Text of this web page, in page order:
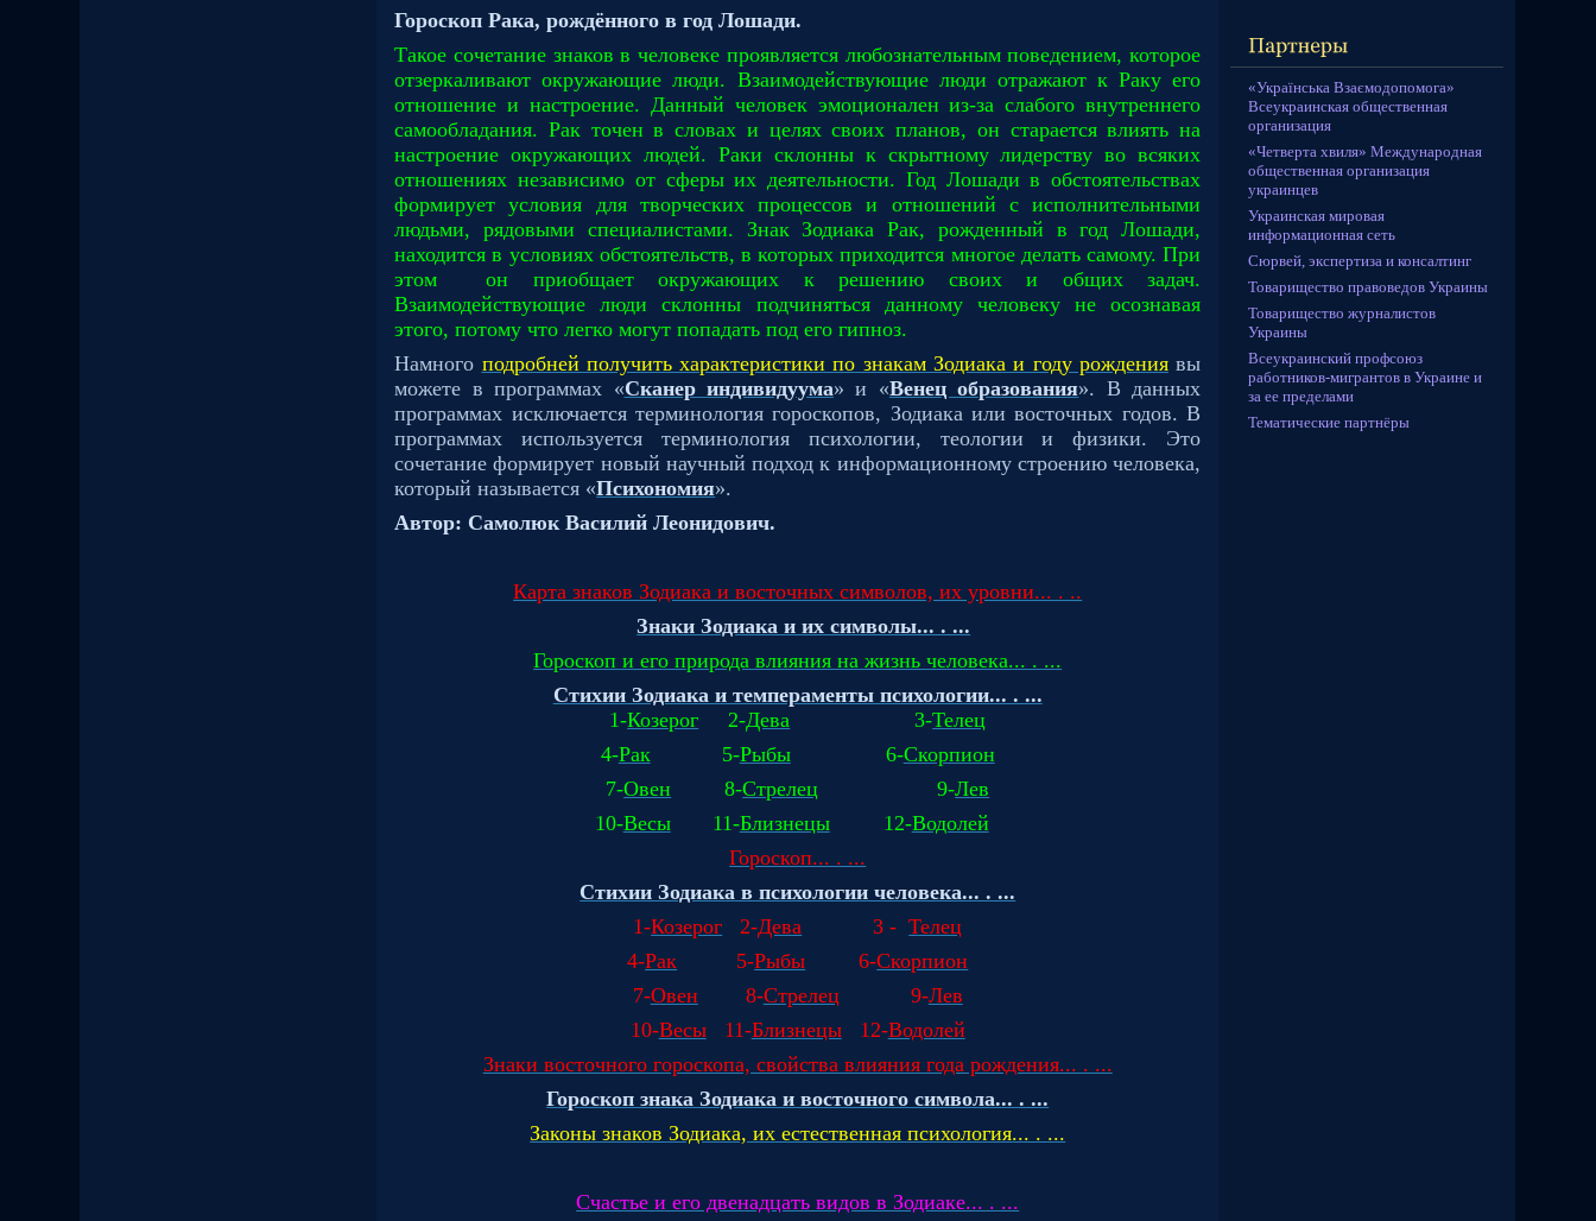
Гороскоп Рака, рождённого в год Лошади.
Такое сочетание знаков в человеке проявляется любознательным поведением, которое
отзеркаливают окружающие люди. Взаимодействующие люди отражают к Раку его
отношение и настроение. Данный человек эмоционален из-за слабого внутреннего
самообладания. Рак точен в словах и целях своих планов, он старается влиять на
настроение окружающих людей. Раки склонны к скрытному лидерству во всяких
отношениях независимо от сферы их деятельности. Год Лошади в обстоятельствах
формирует условия для творческих процессов и отношений с исполнительными
людьми, рядовыми специалистами. Знак Зодиака Рак, рожденный в год Лошади,
находится в условиях обстоятельств, в которых приходится многое делать самому. При
этом
он приобщает окружающих к решению своих и общих задач.
Взаимодействующие люди склонны подчиняться данному человеку не осознавая
этого, потому что легко могут попадать под его гипноз.
Намного подробней получить характеристики по знакам Зодиака и году рождениявы
можете в программах «Сканер индивидуума» и «Венец образования». В данных
программах исключается терминология гороскопов, Зодиака или восточных годов. В
программах используется терминология психологии, теологии и физики. Это
сочетание формирует новый научный подход к информационному строению человека,
который называется «Психономия».
Автор: Самолюк Василий Леонидович.
Карта знаков Зодиака и восточных символов, их уровни... . ..
Знаки Зодиака и их символы... . ...
Гороскоп и его природа влияния на жизнь человека... . ...
Стихии Зодиака и темпераменты психологии... . ...
1-Козерог 2-Дева 3-Телец
4-Рак5-Рыбы6-Скорпион
7-Овен 8-Стрелец 9-Лев
10-Весы11-Близнецы12-Водолей
Гороскоп... . ...
Стихии Зодиака в психологии человека... . ...
1-Козерог 2-Дева 3 - Телец
4-Рак 5-Рыбы 6-Скорпион
7-Овен 8-Стрелец9-Лев
10-Весы11-Близнецы12-Водолей
Знаки восточного гороскопа, свойства влияния года рождения... . ...
Гороскоп знака Зодиака и восточного символа... . ...
Законы знаков Зодиака, их естественная психология... . ...
Счастье и его двенадцать видов в Зодиаке... . ...
«Українська Взаємодопомога»
Всеукраинская общественная
организация
«Четверта хвиля» Международная
общественная организация
украинцев
Украинская мировая
информационная сеть
Сюрвей, экспертиза и консалтинг
Товарищество правоведов Украины
Товарищество журналистов
Украины
Всеукраинский профсоюз
работников-мигрантов в Украине и
за ее пределами
Тематические партнёры